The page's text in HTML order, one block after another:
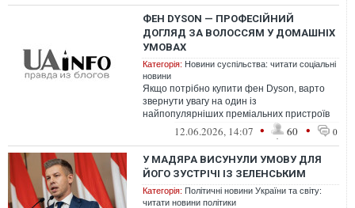
ФЕН DYSON — ПРОФЕСІЙНИЙ
ДОГЛЯД ЗА ВОЛОССЯМ У ДОМАШНІХ
УМОВАХ
Категорія: Новини суспільства: читати соціальні
новини
Якщо потрібно купити фен Dyson, варто
звернути увагу на один із
найпопулярніших преміальних пристроїв
для догляду за волоссям. Фени цього
12.06.2026, 14:07 • 60 • 0
У МАДЯРА ВИСУНУЛИ УМОВУ ДЛЯ
ЙОГО ЗУСТРІЧІ ІЗ ЗЕЛЕНСЬКИМ
Категорія: Політичні новини України та світу:
читати новини політики